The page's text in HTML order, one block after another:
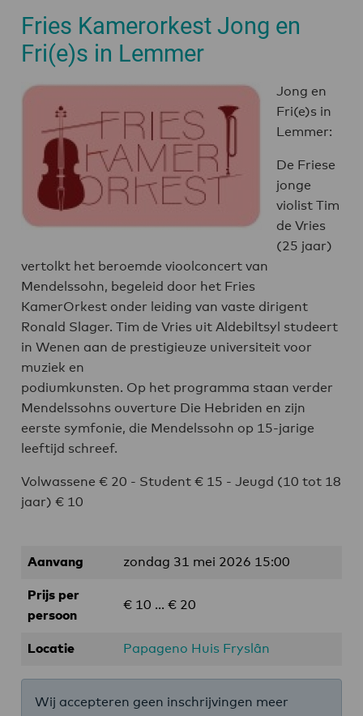
Fries Kamerorkest Jong en
Fri(e)s in Lemmer
Jong en
Fri(e)s in
Lemmer:
De Friese
jonge
violist Tim
de Vries
(25 jaar)
vertolkt het beroemde vioolconcert van
Mendelssohn, begeleid door het Fries
KamerOrkest onder leiding van vaste dirigent
Ronald Slager. Tim de Vries uit Aldebiltsyl studeert
in Wenen aan de prestigieuze universiteit voor
muziek en
podiumkunsten. Op het programma staan verder
Mendelssohns ouverture Die Hebriden en zijn
eerste symfonie, die Mendelssohn op 15-jarige
leeftijd schreef.
Volwassene € 20 - Student € 15 - Jeugd (10 tot 18
jaar) € 10
Aanvang zondag 31 mei 2026 15:00
Prijs per
persoon
€ 10 ... € 20
Locatie Papageno Huis Fryslân
Wij accepteren geen inschrijvingen meer